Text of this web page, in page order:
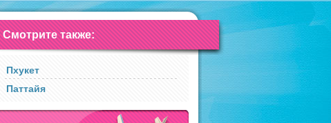
Смотрите также:
Пхукет
Паттайя